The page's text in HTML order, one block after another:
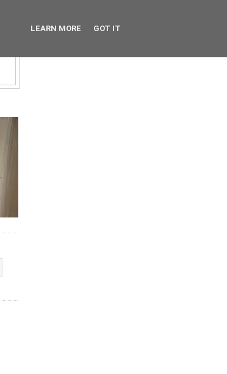
LEARN MORE GOT IT